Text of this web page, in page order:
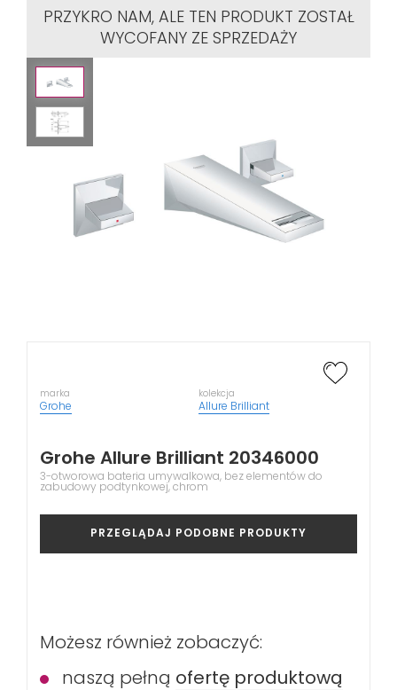
PRZYKRO NAM, ALE TEN PRODUKT ZOSTAŁ
WYCOFANY ZE SPRZEDAŻY
marka
Grohe
kolekcja
Allure Brilliant
Grohe Allure Brilliant 20346000
3-otworowa bateria umywalkowa, bez elementów do
zabudowy podtynkowej, chrom
PRZEGLĄDAJ PODOBNE PRODUKTY
Możesz również zobaczyć:
naszą pełną ofertę produktową